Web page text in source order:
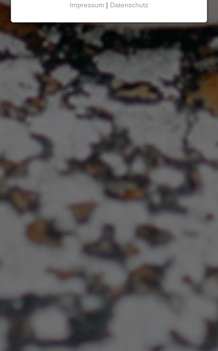
Impressum | Datenschutz